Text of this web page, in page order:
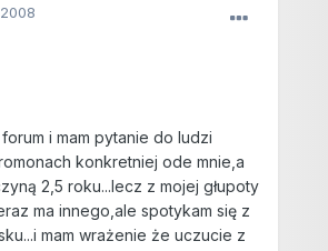
i mam pytanie do ludzi
konkretniej ode mnie,a
2,5 roku...lecz z mojej głupoty
ma innego,ale spotykam się z
mam wrażenie że uczucie z